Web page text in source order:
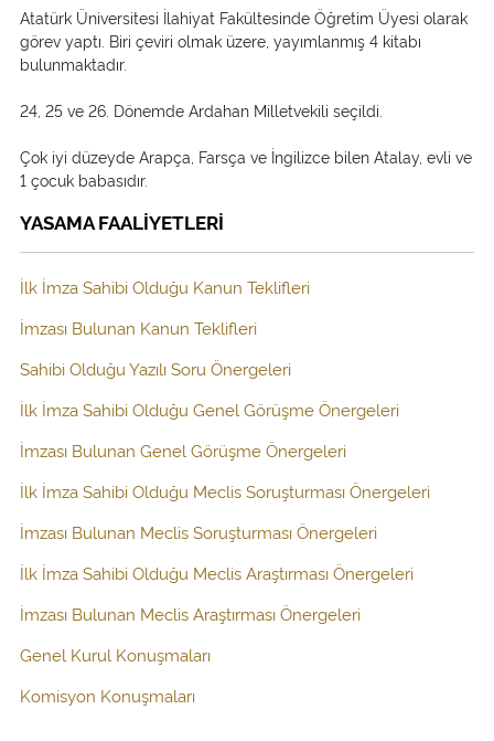
Atatürk Üniversitesi İlahiyat Fakültesinde Öğretim Üyesi olarak
görev yaptı. Biri çeviri olmak üzere, yayımlanmış 4 kitabı
bulunmaktadır.
24, 25 ve 26. Dönemde Ardahan Milletvekili seçildi.
Çok iyi düzeyde Arapça, Farsça ve İngilizce bilen Atalay, evli ve
1 çocuk babasıdır.
YASAMA FAALİYETLERİ
İlk İmza Sahibi Olduğu Kanun Teklifleri
İmzası Bulunan Kanun Teklifleri
Sahibi Olduğu Yazılı Soru Önergeleri
İlk İmza Sahibi Olduğu Genel Görüşme Önergeleri
İmzası Bulunan Genel Görüşme Önergeleri
İlk İmza Sahibi Olduğu Meclis Soruşturması Önergeleri
İmzası Bulunan Meclis Soruşturması Önergeleri
İlk İmza Sahibi Olduğu Meclis Araştırması Önergeleri
İmzası Bulunan Meclis Araştırması Önergeleri
Genel Kurul Konuşmaları
Komisyon Konuşmaları